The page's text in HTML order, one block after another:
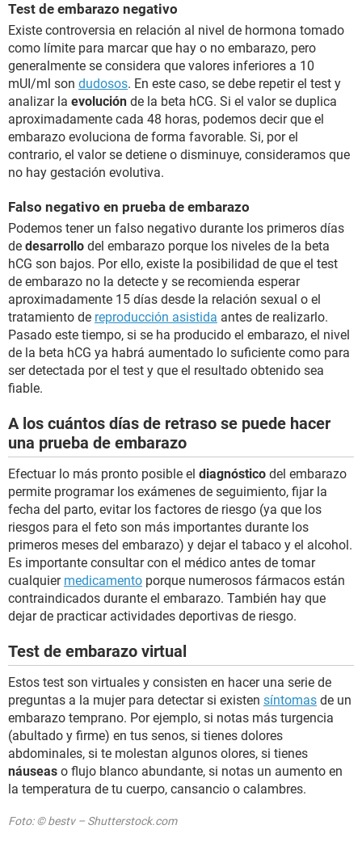
Test de embarazo negativo
Existe controversia en relación al nivel de hormona tomado
como límite para marcar que hay o no embarazo, pero
generalmente se considera que valores inferiores a 10
mUI/ml son dudosos. En este caso, se debe repetir el test y
analizar la evolución de la beta hCG. Si el valor se duplica
aproximadamente cada 48 horas, podemos decir que el
embarazo evoluciona de forma favorable. Si, por el
contrario, el valor se detiene o disminuye, consideramos que
no hay gestación evolutiva.
Falso negativo en prueba de embarazo
Podemos tener un falso negativo durante los primeros días
de desarrollo del embarazo porque los niveles de la beta
hCG son bajos. Por ello, existe la posibilidad de que el test
de embarazo no la detecte y se recomienda esperar
aproximadamente 15 días desde la relación sexual o el
tratamiento de reproducción asistida antes de realizarlo.
Pasado este tiempo, si se ha producido el embarazo, el nivel
de la beta hCG ya habrá aumentado lo suficiente como para
ser detectada por el test y que el resultado obtenido sea
fiable.
A los cuántos días de retraso se puede hacer
una prueba de embarazo
Efectuar lo más pronto posible el diagnóstico del embarazo
permite programar los exámenes de seguimiento, fijar la
fecha del parto, evitar los factores de riesgo (ya que los
riesgos para el feto son más importantes durante los
primeros meses del embarazo) y dejar el tabaco y el alcohol.
Es importante consultar con el médico antes de tomar
cualquier medicamento porque numerosos fármacos están
contraindicados durante el embarazo. También hay que
dejar de practicar actividades deportivas de riesgo.
Test de embarazo virtual
Estos test son virtuales y consisten en hacer una serie de
preguntas a la mujer para detectar si existen síntomas de un
embarazo temprano. Por ejemplo, si notas más turgencia
(abultado y firme) en tus senos, si tienes dolores
abdominales, si te molestan algunos olores, si tienes
náuseas o flujo blanco abundante, si notas un aumento en
la temperatura de tu cuerpo, cansancio o calambres.
Foto: © bestv – Shutterstock.com